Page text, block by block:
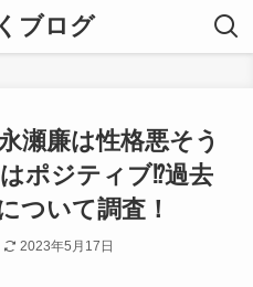
ブログ
瀬廉は性格悪そう
ポジティブ⁉︎過去
ついて調査！
2023年5月17日